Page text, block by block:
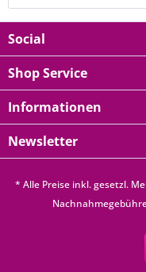
Social
Shop Service
Informationen
Newsletter
* Alle Preise inkl. gesetzl.